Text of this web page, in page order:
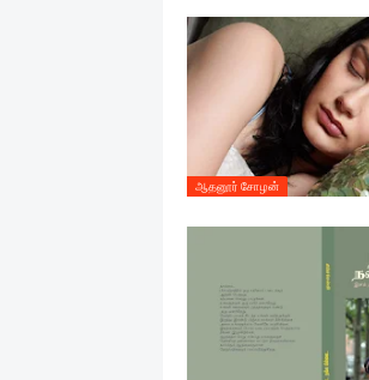
ஆதனூர் சோழன்